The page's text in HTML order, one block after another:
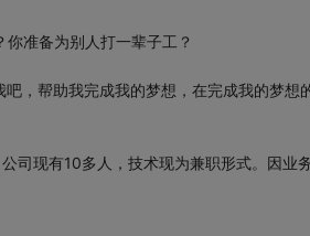
准备为别人打一辈子工？
，帮助我完成我的梦想，在完成我的梦想
司现有10多人，技术现为兼职形式。因业